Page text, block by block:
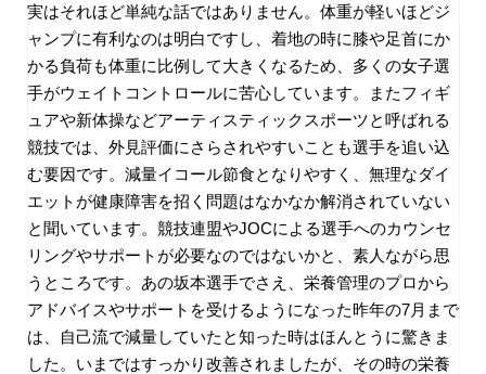
実はそれほど単純な話ではありません。体重が軽いほどジ
ャンプに有利なのは明白ですし、着地の時に膝や足首にか
かる負荷も体重に比例して大きくなるため、多くの女子選
手がウェイトコントロールに苦心しています。またフィギ
ュアや新体操などアーティスティックスポーツと呼ばれる
競技では、外見評価にさらされやすいことも選手を追い込
む要因です。減量イコール節食となりやすく、無理なダイ
エットが健康障害を招く問題はなかなか解消されていない
と聞いています。競技連盟やJOCによる選手へのカウンセ
リングやサポートが必要なのではないかと、素人ながら思
うところです。あの坂本選手でさえ、栄養管理のプロから
アドバイスやサポートを受けるようになった昨年の7月まで
は、自己流で減量していたと知った時はほんとうに驚きま
した。いまではすっかり改善されましたが、その時の栄養